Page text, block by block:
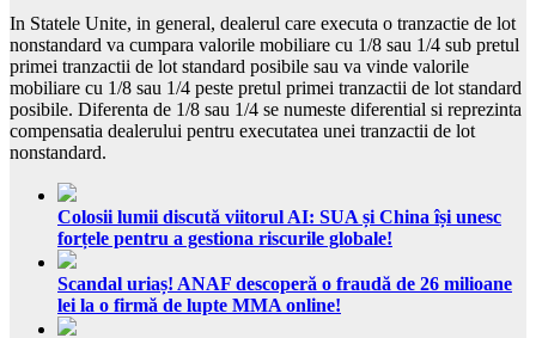
In Statele Unite, in general, dealerul care executa o tranzactie de lot
nonstandard va cumpara valorile mobiliare cu 1/8 sau 1/4 sub pretul
primei tranzactii de lot standard posibile sau va vinde valorile
mobiliare cu 1/8 sau 1/4 peste pretul primei tranzactii de lot standard
posibile. Diferenta de 1/8 sau 1/4 se numeste diferential si reprezinta
compensatia dealerului pentru executatea unei tranzactii de lot
nonstandard.
Colosii lumii discută viitorul AI: SUA și China își unesc
forțele pentru a gestiona riscurile globale!
Scandal uriaș! ANAF descoperă o fraudă de 26 milioane
lei la o firmă de lupte MMA online!